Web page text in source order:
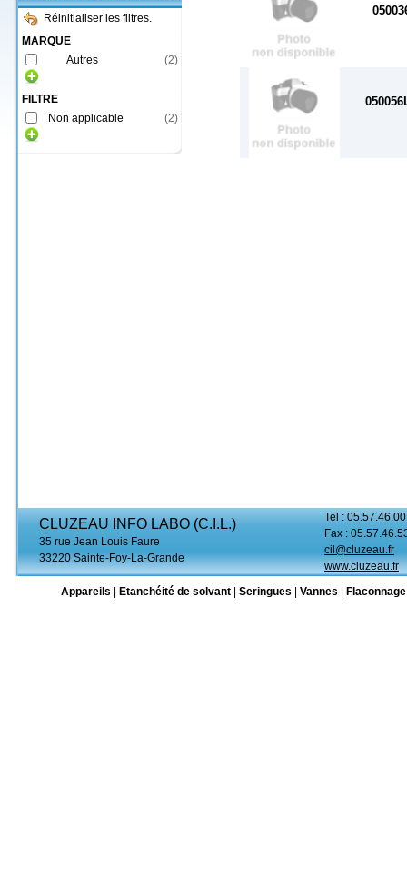
Réinitialiser les filtres.
MARQUE
Autres
(2)
FILTRE
Non applicable
(2)
CLUZEAU INFO LABO (C.I.L.)
35 rue Jean Louis Faure
33220 Sainte-Foy-La-Grande
Tel :
Fax :
cil@cluzeau.fr
www.cluzeau.fr
Appareils
Etanchéité de solvant Seringues Vannes Flaconnage